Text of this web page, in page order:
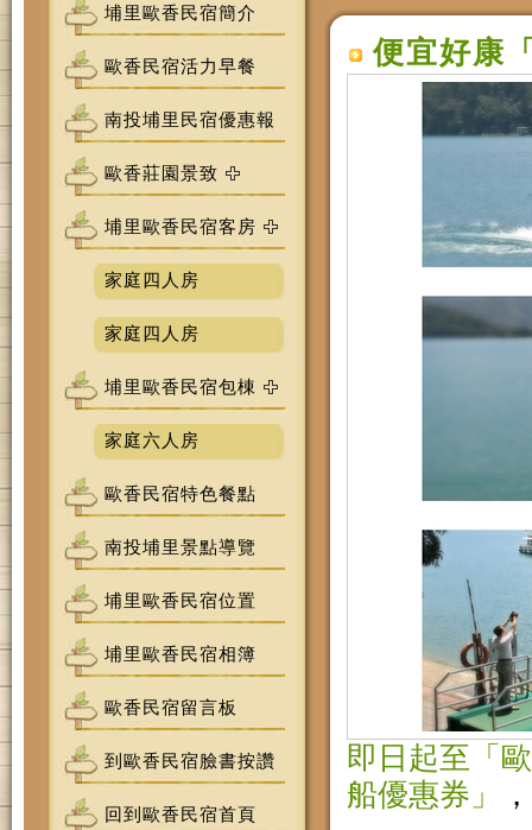
埔里歐香民宿簡介
歐香民宿活力早餐
南投埔里民宿優惠報
歐香莊園景致
埔里歐香民宿客房
家庭四人房
家庭四人房
埔里歐香民宿包棟
家庭六人房
歐香民宿特色餐點
南投埔里景點導覽
埔里歐香民宿位置
埔里歐香民宿相簿
歐香民宿留言板
到歐香民宿臉書按讚
回到歐香民宿首頁
便宜好康
即日起至「
船優惠券」